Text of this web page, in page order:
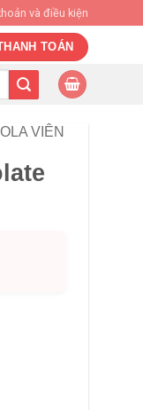
và điều kiện
TOÁN
VIÊN